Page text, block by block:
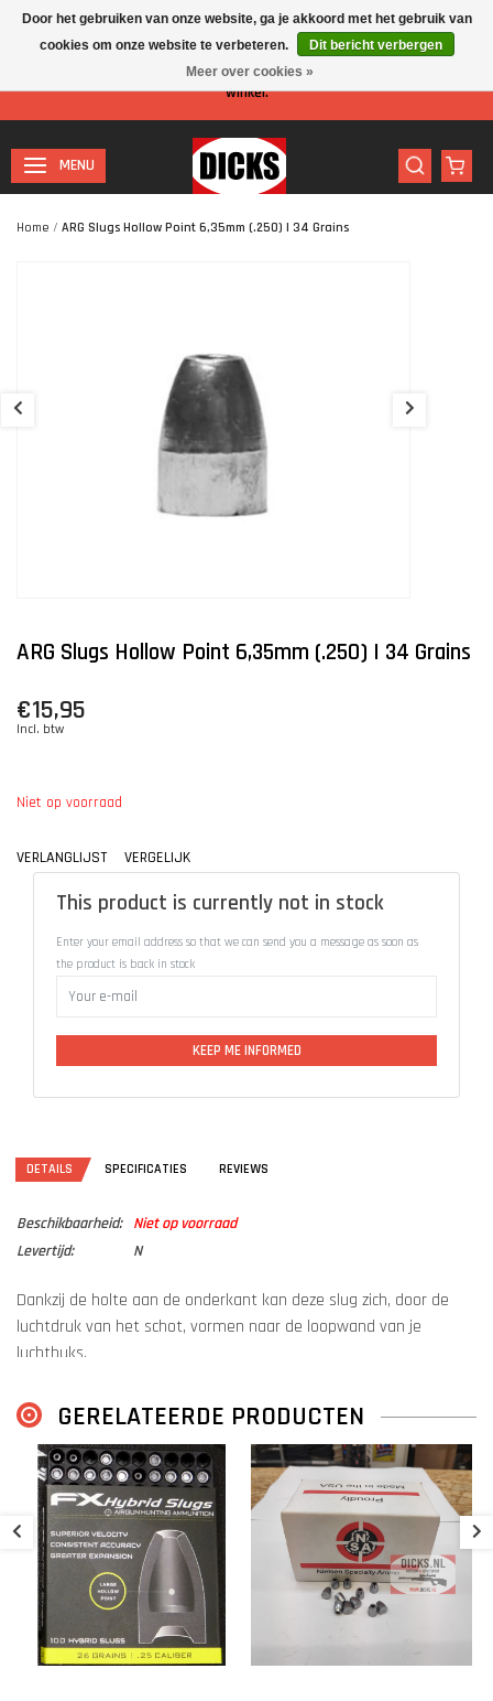
Let op: I.v.m. de zomervakantie is er minder personeel aanwezig in de
winkel.
MENU
Home / ARG Slugs Hollow Point 6,35mm (.250) | 34 Grains
ARG Slugs Hollow Point 6,35mm (.250) | 34 Grains
€15,95
Incl. btw
Niet op voorraad
VERLANGLIJST VERGELIJK
This product is currently not in stock
Enter your email address so that we can send you a message as soon as
the product is back in stock
KEEP ME INFORMED
DETAILS SPECIFICATIES REVIEWS
Beschikbaarheid:
Niet op voorraad
Levertijd:
N
Dankzij de holte aan de onderkant kan deze slug zich, door de
luchtdruk van het schot, vormen naar de loopwand van je
luchtbuks.
schieten met je luchtbuks.
Hierdoor hoef je niet te zoeken naar dat ene subkaliber dat past
bij jouw specifieke loop en ben je verzekerd van een perfect
passende slug.
Dankzij de loden pilaar in het midden van de holte behoudt de slug
voldoende massa voor een hoge impact, een vlakke baan en
verminderde windgevoeligheid.
GERELATEERDE PRODUCTEN
Door het gebruiken van onze website, ga je akkoord met het gebruik van
cookies om onze website te verbeteren.
Dit bericht verbergen
Meer over cookies »